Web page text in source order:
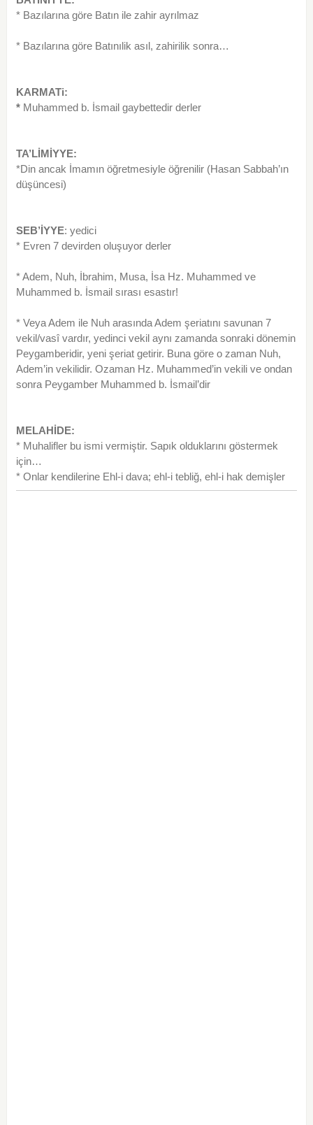
* Bazılarına göre Batın ile zahir ayrılmaz
* Bazılarına göre Batınılik asıl, zahirilik sonra…
KARMATi:
* Muhammed b. İsmail gaybettedir derler
TA’LİMİYYE:
*Din ancak İmamın öğretmesiyle öğrenilir (Hasan Sabbah’ın
düşüncesi)
SEB’İYYE: yedici
* Evren 7 devirden oluşuyor derler
* Adem, Nuh, İbrahim, Musa, İsa Hz. Muhammed ve
Muhammed b. İsmail sırası esastır!
* Veya Adem ile Nuh arasında Adem şeriatını savunan 7
vekil/vasî vardır, yedinci vekil aynı zamanda sonraki dönemin
Peygamberidir, yeni şeriat getirir. Buna göre o zaman Nuh,
Adem’in vekilidir. Ozaman Hz. Muhammed’in vekili ve ondan
sonra Peygamber Muhammed b. İsmail’dir
MELAHİDE:
* Muhalifler bu ismi vermiştir. Sapık olduklarını göstermek
için…
* Onlar kendilerine Ehl-i dava; ehl-i tebliğ, ehl-i hak demişler